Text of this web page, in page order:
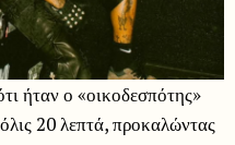
ήταν ο «οικοδεσπότης»
20 λεπτά, προκαλώντας